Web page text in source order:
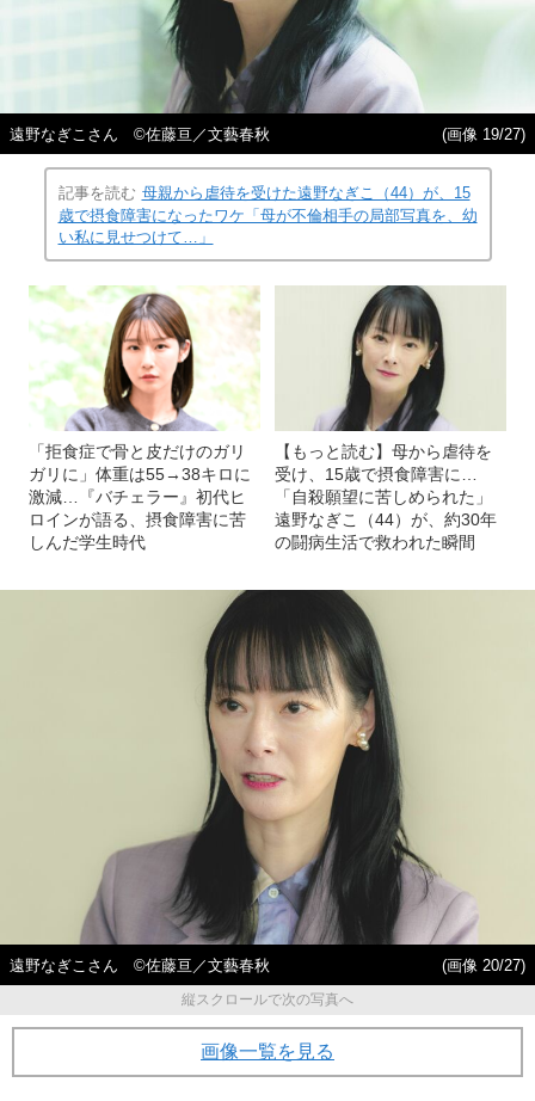
遠野なぎこさん ©佐藤亘／文藝春秋 (画像 19/27)
記事を読む 母親から虐待を受けた遠野なぎこ（44）が、15
歳で摂食障害になったワケ「母が不倫相手の局部写真を、幼
い私に見せつけて…」
「拒食症で骨と皮だけのガリ
ガリに」体重は55→38キロに
激減…『バチェラー』初代ヒ
ロインが語る、摂食障害に苦
しんだ学生時代
【もっと読む】母から虐待を
受け、15歳で摂食障害に…
「自殺願望に苦しめられた」
遠野なぎこ（44）が、約30年
の闘病生活で救われた瞬間
遠野なぎこさん ©佐藤亘／文藝春秋
(画像 20/27)
縦スクロールで次の写真へ
画像一覧を見る